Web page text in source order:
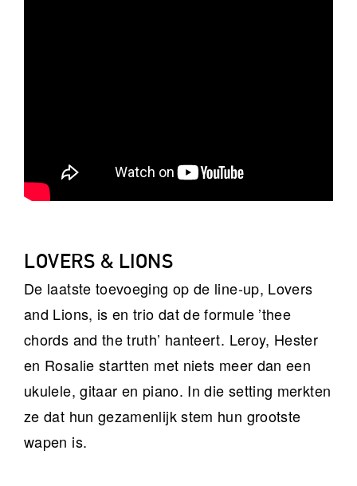
LOVERS & LIONS
De laatste toevoeging op de line-up, Lovers
and Lions, is en trio dat de formule ’thee
chords and the truth’ hanteert. Leroy, Hester
en Rosalie startten met niets meer dan een
ukulele, gitaar en piano. In die setting merkten
ze dat hun gezamenlijk stem hun grootste
wapen is.